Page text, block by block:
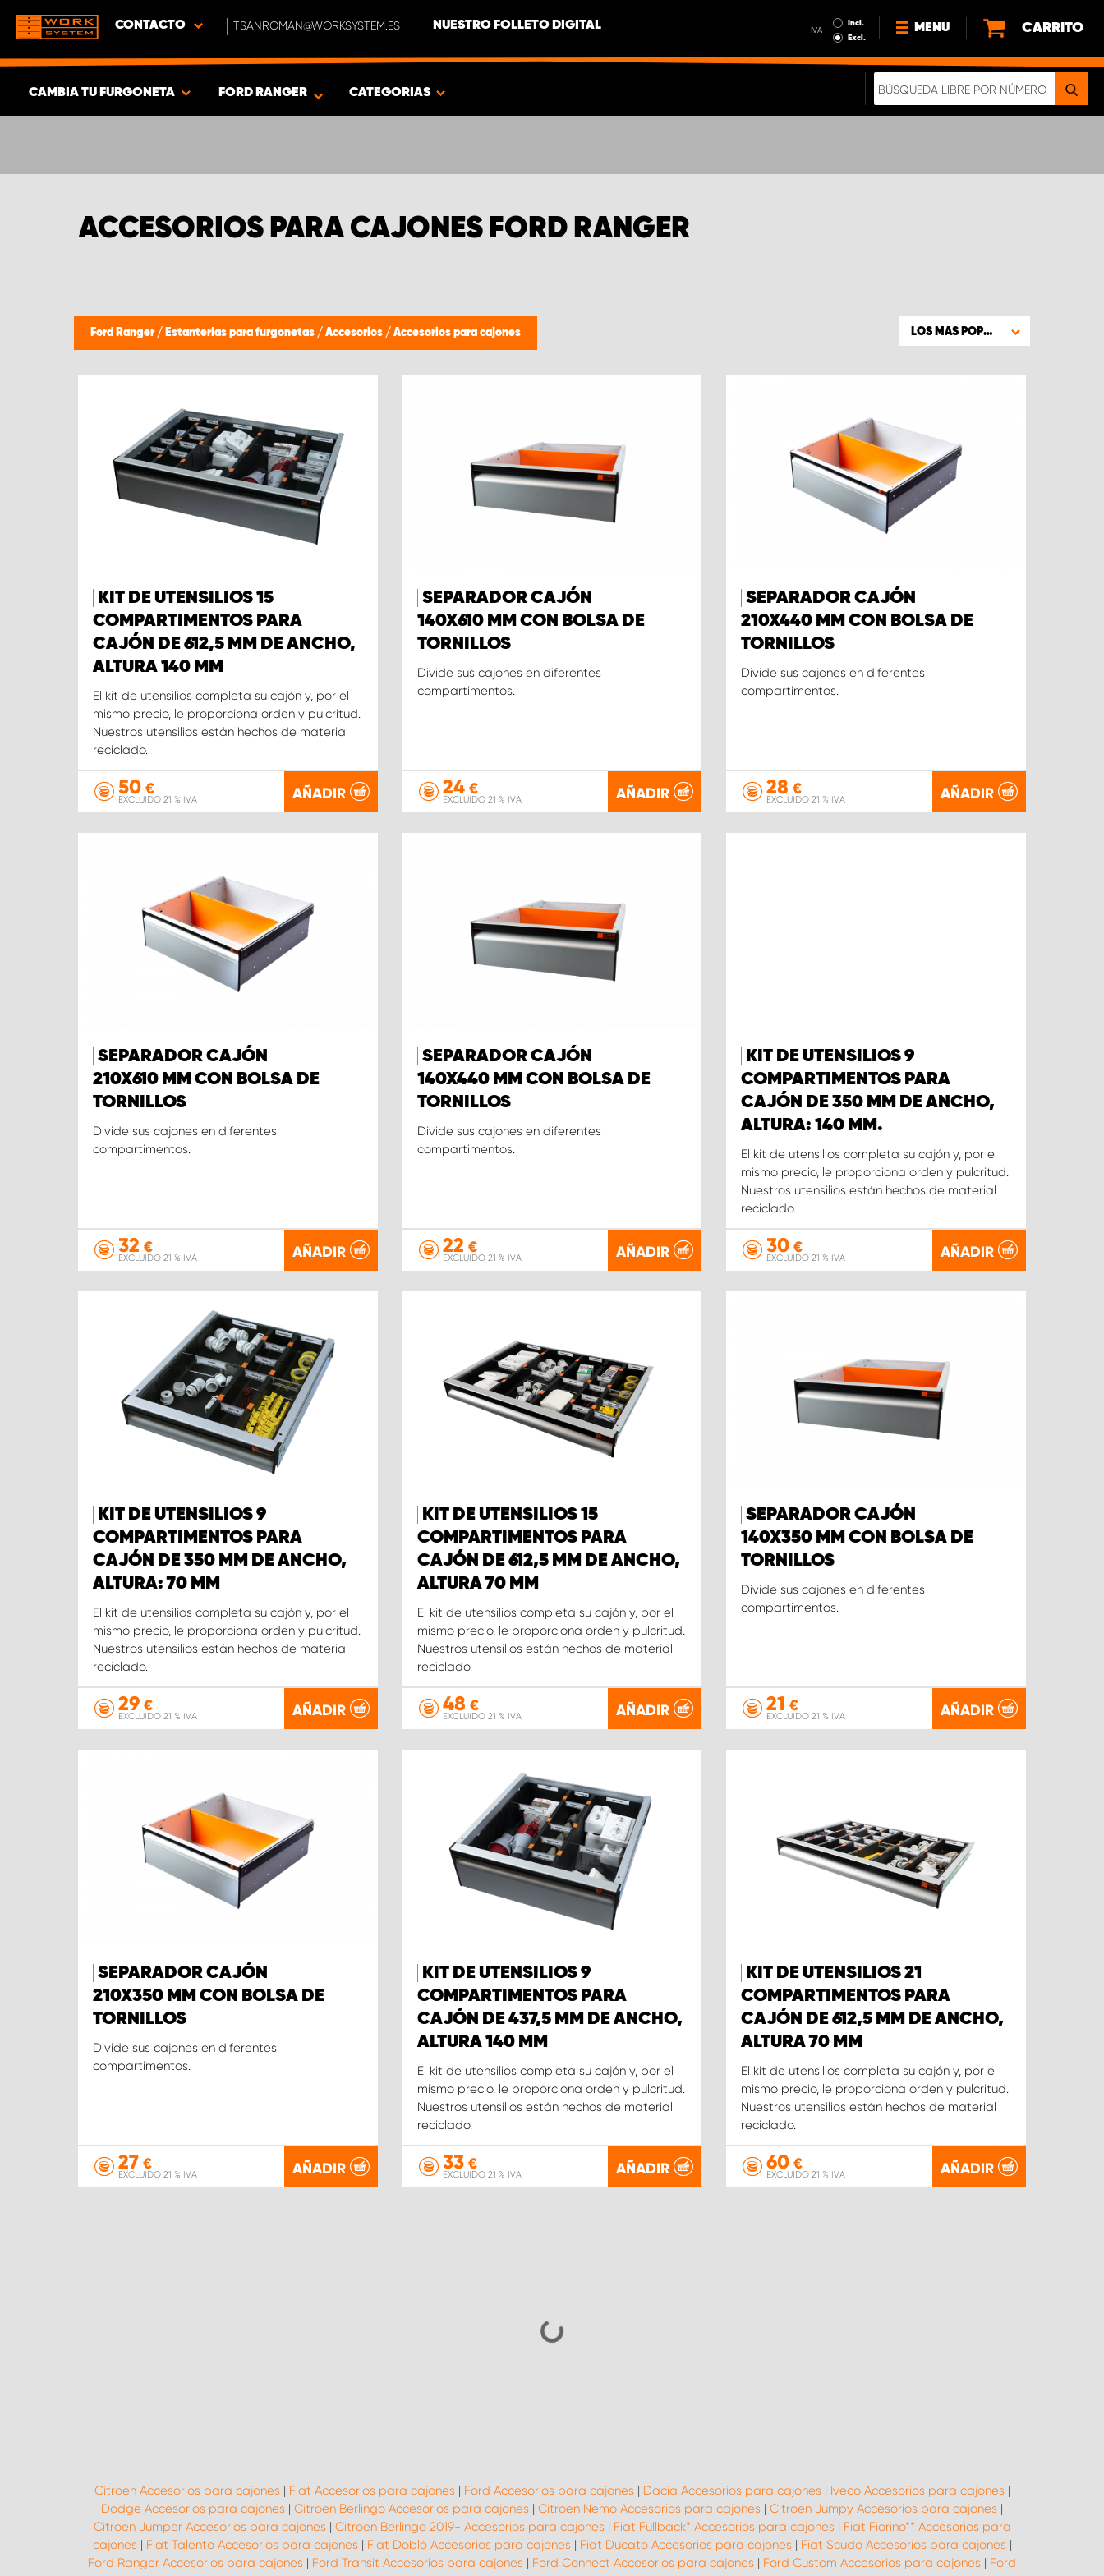
CONTACTO TSANROMAN@WORKSYSTEM.ES NUESTRO FOLLETO DIGITAL IVA
Incl.
Excl.
MENU
NOTICIAS
CARRITO
CAMBIA TU FURGONETA
PRODUCTOS
FORD RANGER CATEGORIAS
ACCESORIOS PARA CAJONES FORD RANGER
Ford Ranger / Estanterías para furgonetas / Accesorios / Accesorios para cajones LOS MAS POPULARES
KIT DE UTENSILIOS 15
COMPARTIMENTOS PARA
CAJÓN DE 612,5 MM DE ANCHO,
ALTURA 140 MM
El kit de utensilios completa su cajón y, por el
mismo precio, le proporciona orden y pulcritud.
Nuestros utensilios están hechos de material
reciclado.
50 €
EXCLUIDO 21 % IVA AÑADIR
SEPARADOR CAJÓN
140X610 MM CON BOLSA DE
TORNILLOS
Divide sus cajones en diferentes
compartimentos.
24€
EXCLUIDO 21 % IVA AÑADIR
SEPARADOR CAJÓN
210X440 MM CON BOLSA DE
TORNILLOS
Divide sus cajones en diferentes
compartimentos.
28 €
EXCLUIDO 21 % IVA AÑADIR
SEPARADOR CAJÓN
210X610 MM CON BOLSA DE
TORNILLOS
Divide sus cajones en diferentes
compartimentos.
32 €
EXCLUIDO 21 % IVA AÑADIR
SEPARADOR CAJÓN
140X440 MM CON BOLSA DE
TORNILLOS
Divide sus cajones en diferentes
compartimentos.
22 €
EXCLUIDO 21 % IVA AÑADIR
KIT DE UTENSILIOS 9
COMPARTIMENTOS PARA
CAJÓN DE 350 MM DE ANCHO,
ALTURA: 140 MM.
El kit de utensilios completa su cajón y, por el
mismo precio, le proporciona orden y pulcritud.
Nuestros utensilios están hechos de material
reciclado.
30 €
EXCLUIDO 21 % IVA AÑADIR
KIT DE UTENSILIOS 9
COMPARTIMENTOS PARA
CAJÓN DE 350 MM DE ANCHO,
ALTURA: 70 MM
El kit de utensilios completa su cajón y, por el
mismo precio, le proporciona orden y pulcritud.
Nuestros utensilios están hechos de material
reciclado.
29 €
EXCLUIDO 21 % IVA AÑADIR
KIT DE UTENSILIOS 15
COMPARTIMENTOS PARA
CAJÓN DE 612,5 MM DE ANCHO,
ALTURA 70 MM
El kit de utensilios completa su cajón y, por el
mismo precio, le proporciona orden y pulcritud.
Nuestros utensilios están hechos de material
reciclado.
48 €
EXCLUIDO 21 % IVA AÑADIR
SEPARADOR CAJÓN
140X350 MM CON BOLSA DE
TORNILLOS
Divide sus cajones en diferentes
compartimentos.
21 €
EXCLUIDO 21 % IVA AÑADIR
SEPARADOR CAJÓN
210X350 MM CON BOLSA DE
TORNILLOS
Divide sus cajones en diferentes
compartimentos.
27 €
EXCLUIDO 21 % IVA AÑADIR
KIT DE UTENSILIOS 9
COMPARTIMENTOS PARA
CAJÓN DE 437,5 MM DE ANCHO,
ALTURA 140 MM
El kit de utensilios completa su cajón y, por el
mismo precio, le proporciona orden y pulcritud.
Nuestros utensilios están hechos de material
reciclado.
33€
EXCLUIDO 21 % IVA AÑADIR
KIT DE UTENSILIOS 21
COMPARTIMENTOS PARA
CAJÓN DE 612,5 MM DE ANCHO,
ALTURA 70 MM
El kit de utensilios completa su cajón y, por el
mismo precio, le proporciona orden y pulcritud.
Nuestros utensilios están hechos de material
reciclado.
60 €
EXCLUIDO 21 % IVA AÑADIR
Citroen Accesorios para cajones | Fiat Accesorios para cajones | Ford Accesorios para cajones | Dacia Accesorios para cajones | Iveco Accesorios para cajones |
Dodge Accesorios para cajones | Citroen Berlingo Accesorios para cajones | Citroen Nemo Accesorios para cajones | Citroen Jumpy Accesorios para cajones |
Citroen Jumper Accesorios para cajones | Citroen Berlingo 2019- Accesorios para cajones | Fiat Fullback* Accesorios para cajones | Fiat Fiorino** Accesorios para
cajones | Fiat Talento Accesorios para cajones | Fiat Doblò Accesorios para cajones | Fiat Ducato Accesorios para cajones | Fiat Scudo Accesorios para cajones |
Ford Ranger Accesorios para cajones | Ford Transit Accesorios para cajones | Ford Connect Accesorios para cajones | Ford Custom Accesorios para cajones | Ford